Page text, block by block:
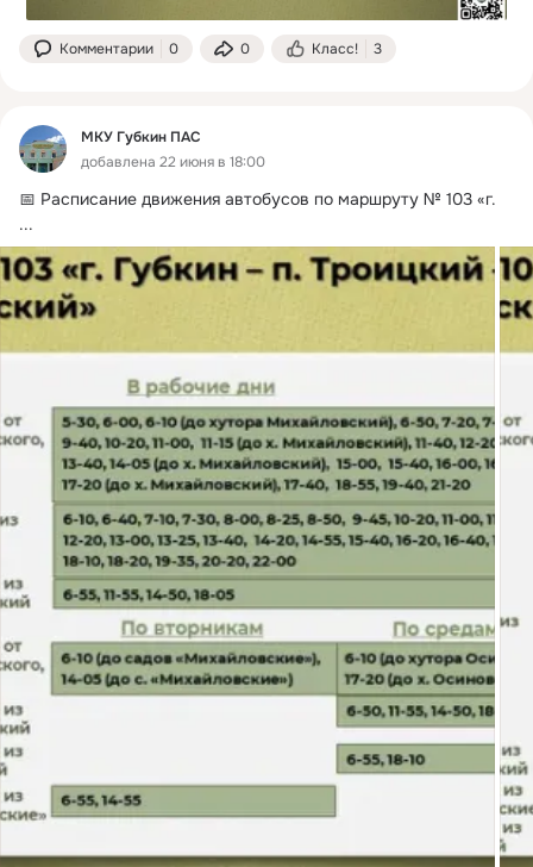
Комментарии 0 0 Класс! 3
МКУ Губкин ПАС
добавлена 22 июня в 18:00
📅 Расписание движения автобусов по маршруту № 103 «г.
...